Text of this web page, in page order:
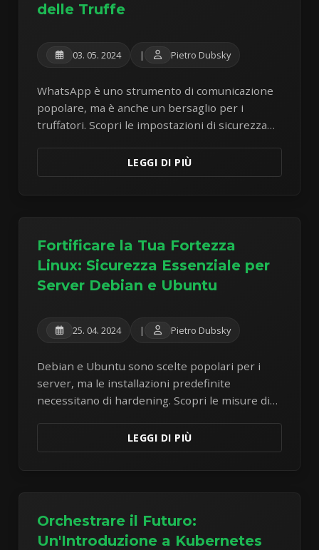
delle Truffe
03. 05. 2024 | Pietro Dubsky
WhatsApp è uno strumento di comunicazione
popolare, ma è anche un bersaglio per i
truffatori. Scopri le impostazioni di sicurezza
truffe su WhatsApp.LEGGI DI PIÙ
Fortificare la Tua Fortezza
Linux: Sicurezza Essenziale per
Server Debian e Ubuntu
25. 04. 2024 | Pietro Dubsky
Debian e Ubuntu sono scelte popolari per i
server, ma le installazioni predefinite
necessitano di hardening. Scopri le misure di
Linux dalle minacce comuni.
LEGGI DI PIÙ
Orchestrare il Futuro:
Un'Introduzione a Kubernetes